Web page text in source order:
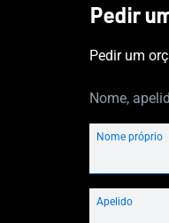
Pedir
Pedir um
Nome,
Nome próprio
Apelido